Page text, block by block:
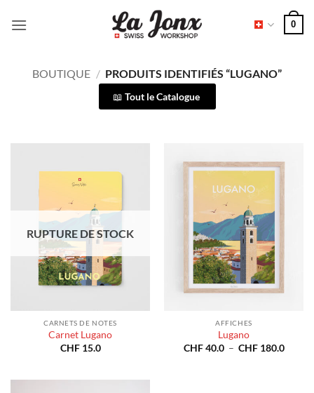
0
BOUTIQUE / PRODUITS IDENTIFIÉS “LUGANO”
Tout le Catalogue
RUPTURE DE STOCK
CARNETS DE NOTES
Carnet Lugano
CHF15.0
AFFICHES
Lugano
CHF40.0 – CHF180.0Plage